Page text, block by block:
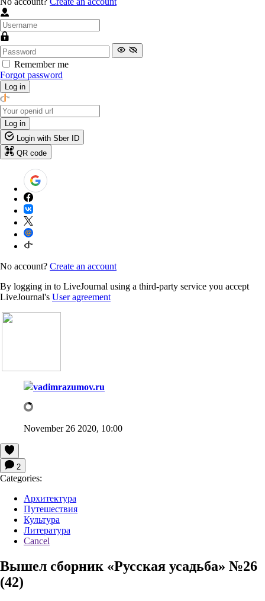
Remember me
Forgot password
Log in
Log in
Login with Sber ID
QR code
No account? Create an account
By logging in to LiveJournal using a third-party service you accept
LiveJournal's User agreement
vadimrazumov.ru
November 26 2020, 10:00
2
Categories:
Архитектура
Путешествия
Культура
Литература
Cancel
Вышел сборник «Русская усадьба» №26
(42)